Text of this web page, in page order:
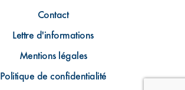
Contact
Lettre d'informations
Mentions légales
Politique de confidentialité